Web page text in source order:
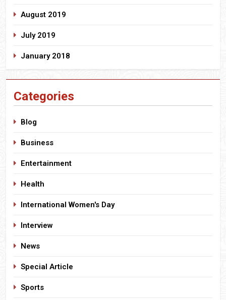
August 2019
July 2019
January 2018
Categories
Blog
Business
Entertainment
Health
International Women's Day
Interview
News
Special Article
Sports